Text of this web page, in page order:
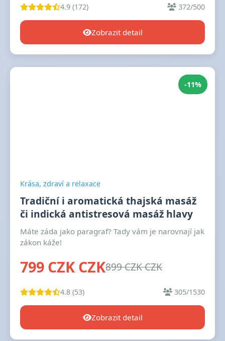
4.9 (172) 372/500
Zobrazit detail
-11%
Krása, zdraví a relaxace
Tradiční i aromatická thajská masáž
či indická antistresová masáž hlavy
Máte záda jako paragraf? Tady vám je narovnají jak
zákon káže!
799 CZK CZK899 CZK CZK
4.8 (53) 305/1530
Zobrazit detail